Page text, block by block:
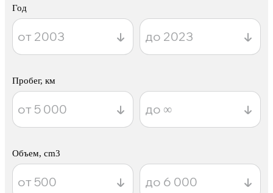
Год
Пробег, км
Объем, cm3